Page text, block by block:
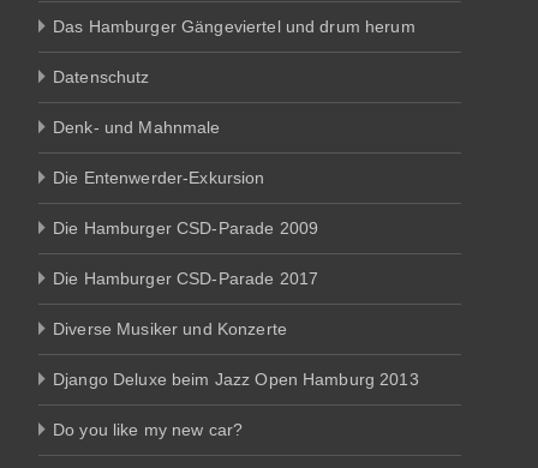
Das Hamburger Gängeviertel und drum herum
Datenschutz
Denk- und Mahnmale
Die Entenwerder-Exkursion
Die Hamburger CSD-Parade 2009
Die Hamburger CSD-Parade 2017
Diverse Musiker und Konzerte
Django Deluxe beim Jazz Open Hamburg 2013
Do you like my new car?